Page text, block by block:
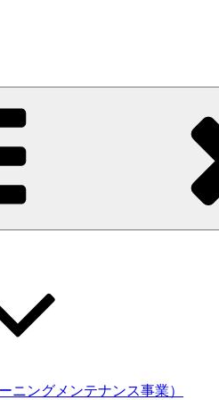
ニングメンテナンス事業）